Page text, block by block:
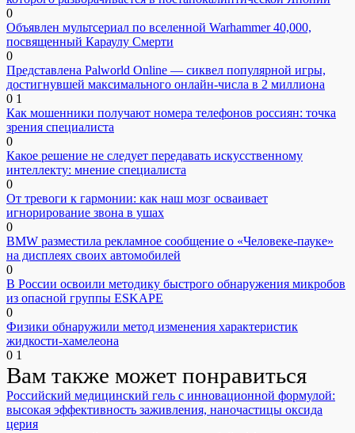
0
Объявлен мультсериал по вселенной Warhammer 40,000,
посвященный Караулу Смерти
0
Представлена Palworld Online — сиквел популярной игры,
достигнувшей максимального онлайн-числа в 2 миллиона
0 1
Как мошенники получают номера телефонов россиян: точка
зрения специалиста
0
Какое решение не следует передавать искусственному
интеллекту: мнение специалиста
0
От тревоги к гармонии: как наш мозг осваивает
игнорирование звона в ушах
0
BMW разместила рекламное сообщение о «Человеке-пауке»
на дисплеях своих автомобилей
0
В России освоили методику быстрого обнаружения микробов
из опасной группы ESKAPE
0
Физики обнаружили метод изменения характеристик
жидкости-хамелеона
0 1
Вам также может понравиться
Российский медицинский гель с инновационной формулой:
высокая эффективность заживления, наночастицы оксида
церия